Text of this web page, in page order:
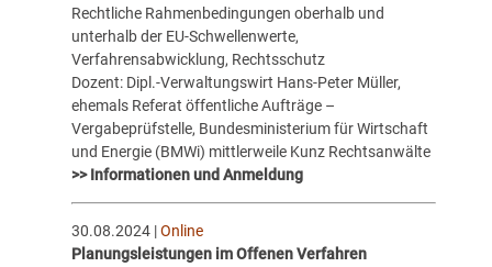
Rechtliche Rahmenbedingungen oberhalb und
unterhalb der EU-Schwellenwerte,
Verfahrensabwicklung, Rechtsschutz
Dozent: Dipl.-Verwaltungswirt Hans-Peter Müller,
ehemals Referat öffentliche Aufträge –
Vergabeprüfstelle, Bundesministerium für Wirtschaft
und Energie (BMWi) mittlerweile Kunz Rechtsanwälte
>> Informationen und Anmeldung
30.08.2024 |Online
Planungsleistungen im Offenen Verfahren